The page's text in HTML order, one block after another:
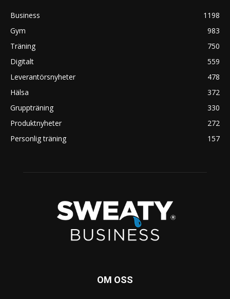
Business
1198
Gym
983
Träning
750
Digitalt
559
Leverantörsnyheter
478
Hälsa
372
Gruppträning
330
Produktnyheter
272
Personlig träning
157
OM OSS